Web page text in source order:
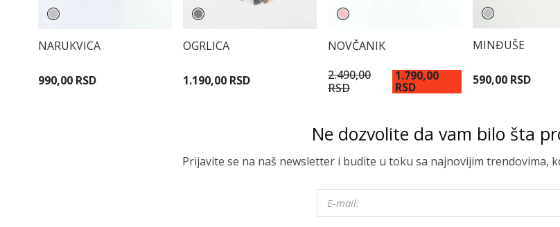
NARUKVICA
990,00 RSD
OGRLICA
1.190,00 RSD
NOVČANIK
2.490,00
RSD
1.790,00
RSD
MINĐUŠE
590,00 RSD
Ne dozvolite da vam bilo šta
Prijavite se na naš newsletter i budite u toku sa najnovijim trendovima,